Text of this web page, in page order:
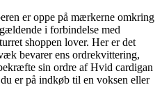
er oppe på mærkerne omkring
i forbindelse med
shoppen lover. Her er det
bevarer ens ordrekvittering,
sin ordre af Hvid cardigan
er på indkøb til en voksen eller